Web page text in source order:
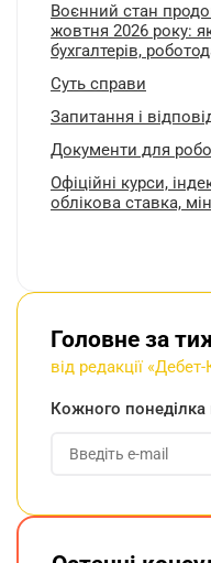
Воєнний стан
жовтня 2026 року:
бухгалтерів,
Суть справи
Запитання і
Документи для
Oфіційні курси,
облікова ставка,
Головне за
від редакції
Кожного понеділка